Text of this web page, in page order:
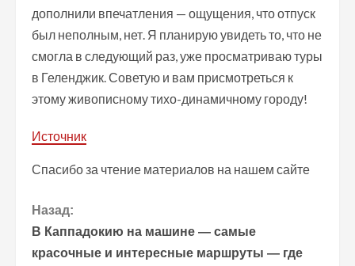
дополнили впечатления — ощущения, что отпуск
был неполным, нет. Я планирую увидеть то, что не
смогла в следующий раз, уже просматриваю туры
в Геленджик. Советую и вам присмотреться к
этому живописному тихо-динамичному городу!
Источник
Спасибо за чтение материалов на нашем сайте
П
р
Назад:
В Каппадокию на машине — самые
красочные и интересные маршруты — где